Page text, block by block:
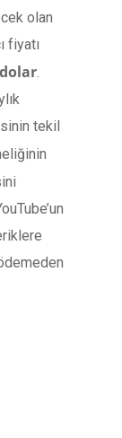
olan
fiyatı
.
tekil